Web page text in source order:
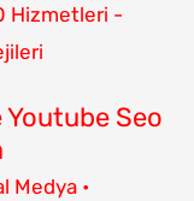
Youtube Seo
Medya •